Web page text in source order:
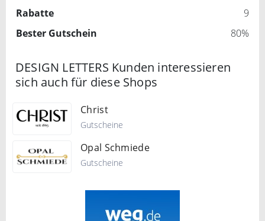
Rabatte
9
Bester Gutschein
80%
DESIGN LETTERS Kunden interessieren
sich auch für diese Shops
Christ
Gutscheine
Opal Schmiede
Gutscheine